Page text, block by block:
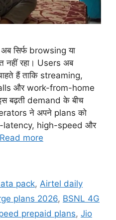
सिर्फ browsing या
रहा। Users अब
हैं ताकि streaming,
और work-from-home
बढ़ती demand के बीच
ने अपने plans को
latency, high-speed और
Read more
pack,Airtel daily
plans 2026, BSNL 4G
prepaid plans, Jio